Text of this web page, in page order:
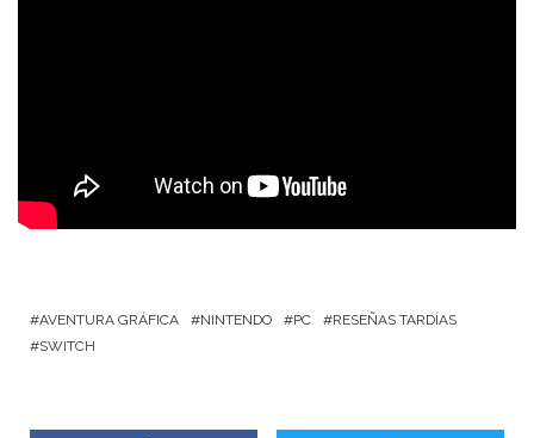
AVENTURA GRÁFICA NINTENDO PC
RESEÑAS TARDÍAS
SWITCH